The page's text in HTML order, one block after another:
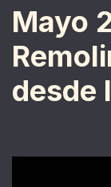
Mayo
desde